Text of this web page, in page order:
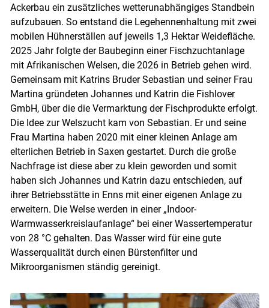
Ackerbau ein zusätzliches wetterunabhängiges Standbein
aufzubauen. So entstand die Legehennenhaltung mit zwei
mobilen Hühnerställen auf jeweils 1,3 Hektar Weidefläche.
2025 Jahr folgte der Baubeginn einer Fischzuchtanlage
mit Afrikanischen Welsen, die 2026 in Betrieb gehen wird.
Gemeinsam mit Katrins Bruder Sebastian und seiner Frau
Martina gründeten Johannes und Katrin die Fishlover
GmbH, über die die Vermarktung der Fischprodukte erfolgt.
Die Idee zur Welszucht kam von Sebastian. Er und seine
Frau Martina haben 2020 mit einer kleinen Anlage am
elterlichen Betrieb in Saxen gestartet. Durch die große
Nachfrage ist diese aber zu klein geworden und somit
haben sich Johannes und Katrin dazu entschieden, auf
ihrer Betriebsstätte in Enns mit einer eigenen Anlage zu
erweitern. Die Welse werden in einer „Indoor-
Warmwasserkreislaufanlage“ bei einer Wassertemperatur
von 28 °C gehalten. Das Wasser wird für eine gute
Wasserqualität durch einen Bürstenfilter und
Mikroorganismen ständig gereinigt.